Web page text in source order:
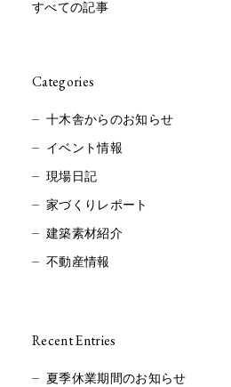
すべての記事
Categories
十木舎からのお知らせ
イベント情報
現場日記
家づくりレポート
建築素材紹介
不動産情報
Recent Entries
夏季休業期間のお知らせ